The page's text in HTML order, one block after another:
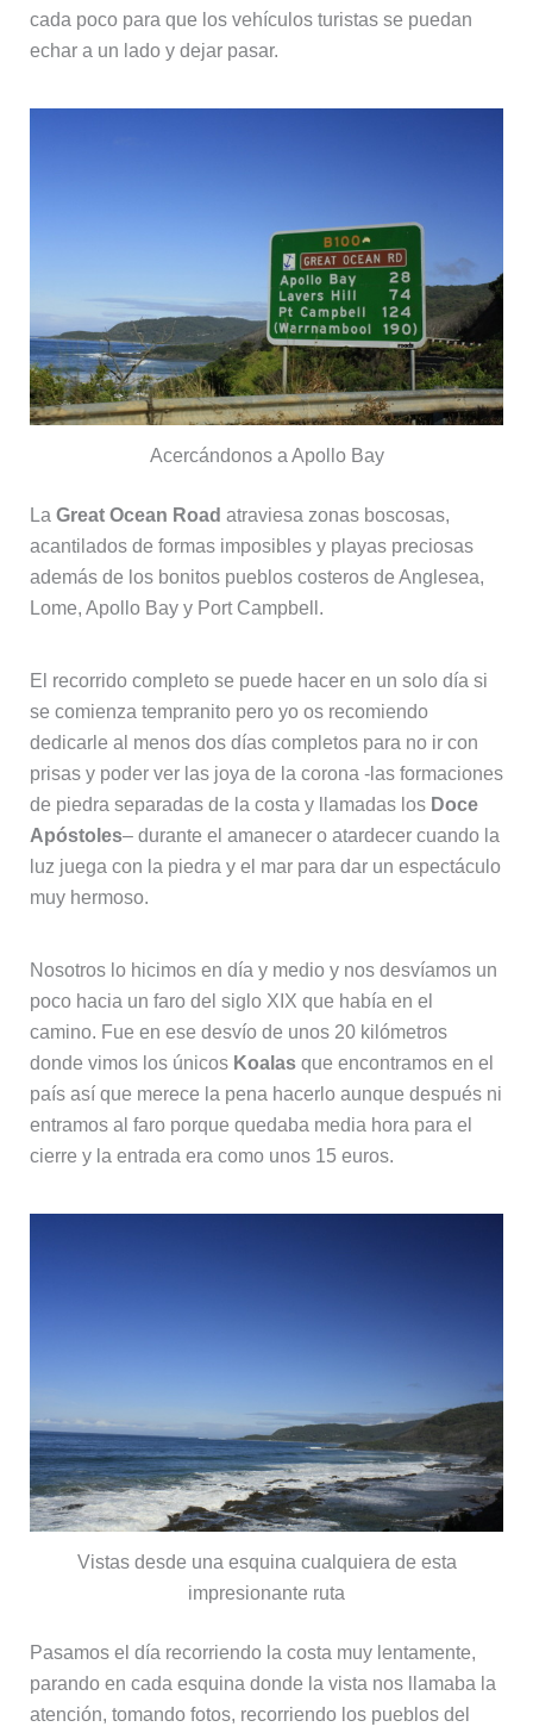
cada poco para que los vehículos turistas se puedan
echar a un lado y dejar pasar.
Acercándonos a Apollo Bay
La Great Ocean Road atraviesa zonas boscosas,
acantilados de formas imposibles y playas preciosas
además de los bonitos pueblos costeros de Anglesea,
Lome, Apollo Bay y Port Campbell.
El recorrido completo se puede hacer en un solo día si
se comienza tempranito pero yo os recomiendo
dedicarle al menos dos días completos para no ir con
prisas y poder ver las joya de la corona -las formaciones
de piedra separadas de la costa y llamadas los Doce
Apóstoles– durante el amanecer o atardecer cuando la
luz juega con la piedra y el mar para dar un espectáculo
muy hermoso.
Nosotros lo hicimos en día y medio y nos desvíamos un
poco hacia un faro del siglo XIX que había en el
camino. Fue en ese desvío de unos 20 kilómetros
donde vimos los únicos Koalasque encontramos en el
país así que merece la pena hacerlo aunque después ni
entramos al faro porque quedaba media hora para el
cierre y la entrada era como unos 15 euros.
Vistas desde una esquina cualquiera de esta
impresionante ruta
Pasamos el día recorriendo la costa muy lentamente,
parando en cada esquina donde la vista nos llamaba la
atención, tomando fotos, recorriendo los pueblos del